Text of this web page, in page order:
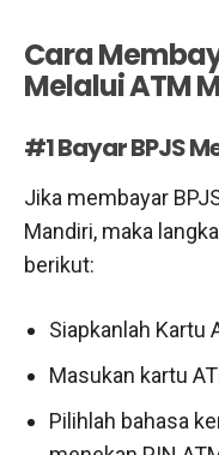
Cara
Melalui ATM
#1 Bayar BPJS
Jika membayar
Mandiri, maka
berikut:
Siapkanlah Kartu
Masukan kartu
Pilihlah bahasa